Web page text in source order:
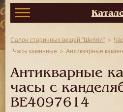
Салон старинных вещей "Шебби"
Часы каминные
Антикварные
Антикварные
часы с
BE4097614